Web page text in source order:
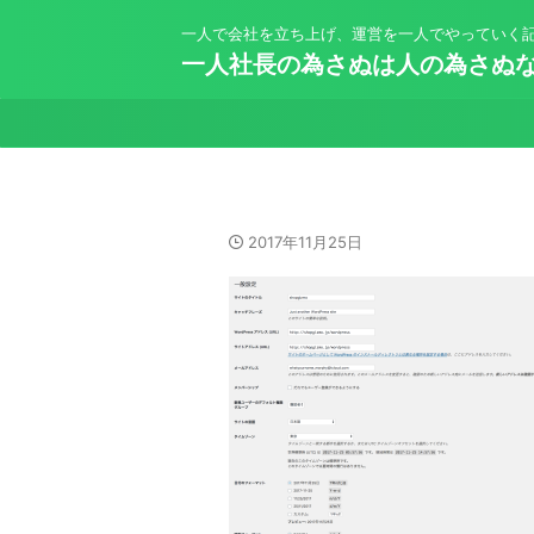
一人で会社を立ち上げ、運営を一人でやっていく
一人社長の為さぬは人の為さぬ
2017年11月25日